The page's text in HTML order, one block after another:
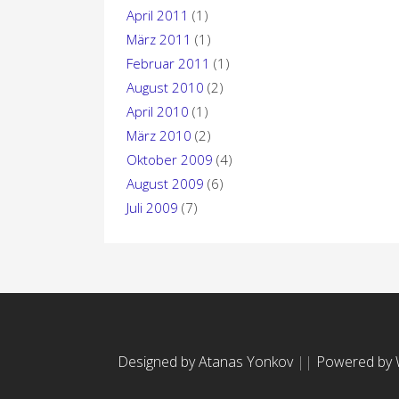
April 2011 (1)
März 2011 (1)
Februar 2011 (1)
August 2010 (2)
April 2010 (1)
März 2010 (2)
Oktober 2009 (4)
August 2009 (6)
Juli 2009 (7)
Designed by Atanas Yonkov || Powered by